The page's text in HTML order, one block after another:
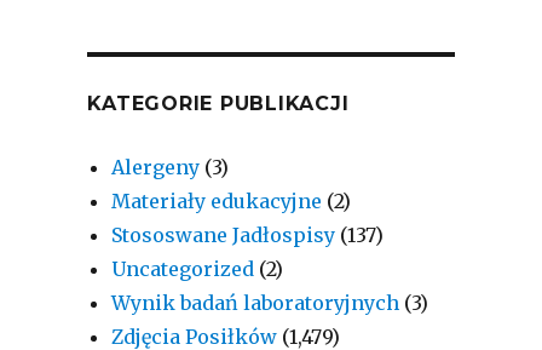
KATEGORIE PUBLIKACJI
Alergeny (3)
Materiały edukacyjne (2)
Stososwane Jadłospisy (137)
Uncategorized (2)
Wynik badań laboratoryjnych (3)
Zdjęcia Posiłków (1,479)